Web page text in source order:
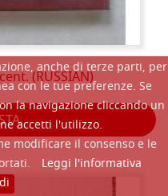
anche di terze parti, per
con le tue preferenze. Se
la navigazione cliccando un
accetti l'utilizzo.
modificare il consenso e le
Leggi l'informativa
(RUSSIAN)